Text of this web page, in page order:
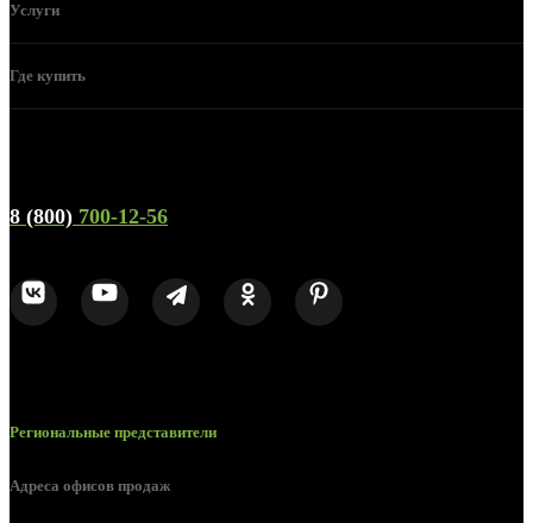
Услуги
Где купить
8 (800) 700-12-56
Региональные представители
Адреса офисов продаж